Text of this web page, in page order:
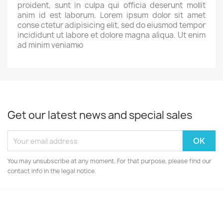
proident, sunt in culpa qui officia deserunt mollit
anim id est laborum. Lorem ipsum dolor sit amet
conse ctetur adipisicing elit, sed do eiusmod tempor
incididunt ut labore et dolore magna aliqua. Ut enim
ad minim veniamю
Get our latest news and special sales
You may unsubscribe at any moment. For that purpose, please find our
contact info in the legal notice.